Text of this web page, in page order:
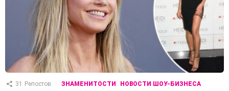
31 Репостов ЗНАМЕНИТОСТИ НОВОСТИ ШОУ-БИЗНЕСА